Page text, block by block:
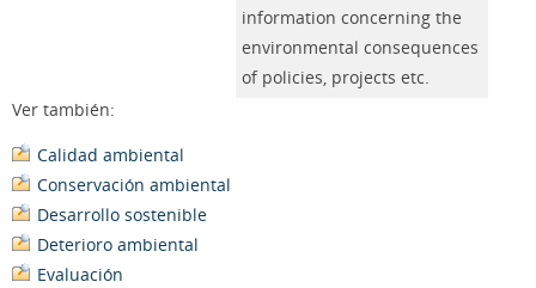
information concerning the
environmental consequences
of policies, projects etc.
Ver también:
Calidad ambiental
Conservación ambiental
Desarrollo sostenible
Deterioro ambiental
Evaluación